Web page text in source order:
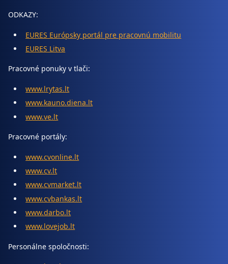
ODKAZY:
EURES Európsky portál pre pracovnú mobilitu
EURES Litva
Pracovné ponuky v tlači:
www.lrytas.lt
www.kauno.diena.lt
www.ve.lt
Pracovné portály:
www.cvonline.lt
www.cv.lt
www.cvmarket.lt
www.cvbankas.lt
www.darbo.lt
www.lovejob.lt
Personálne spoločnosti: